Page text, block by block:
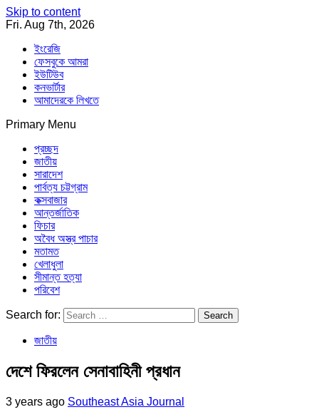
Skip to content
Fri. Aug 7th, 2026
ইংরেজি
ফেসবুকে আমরা
ইউটিউব
কনভার্টার
আমাদেরকে লিখতে
Primary Menu
Southeast Asia Journal
প্রচ্ছদ
জাতীয়
সারাদেশ
পার্বত্য চট্টগ্রাম
কক্সবাজার
আন্তর্জাতিক
ফিচার
অবৈধ অস্ত্র পাচার
মতামত
খেলাধুলা
সীমান্ত হত্যা
পরিবেশ
Search for:
জাতীয়
দেশে ফিরলেন সেনাবাহিনী প্রধান
3 years ago Southeast Asia Journal